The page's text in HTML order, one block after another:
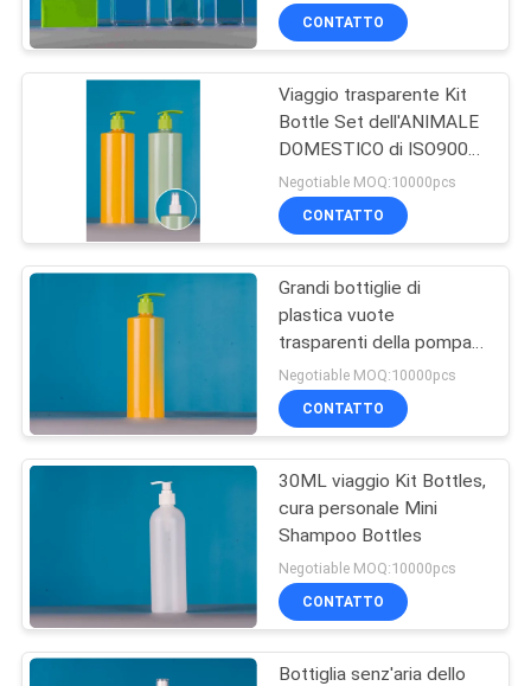
Bottiglie di Eliquid
Bottiglie di plastica
del contagoccia
15
Bottiglie della
pompa dello
sciampo
48
CONTATTO
Viaggio trasparente Kit
Bottle Set dell'ANIMALE
DOMESTICO di ISO9001
60ML 2oz
Negotiable MOQ:10000pcs
CONTATTO
Grandi bottiglie di
plastica vuote
trasparenti della pompa
dell'ANIMALE
DOMESTICO
Negotiable MOQ:10000pcs
CONTATTO
30ML viaggio Kit Bottles,
cura personale Mini
Shampoo Bottles
Negotiable MOQ:10000pcs
CONTATTO
Bottiglia senz'aria dello